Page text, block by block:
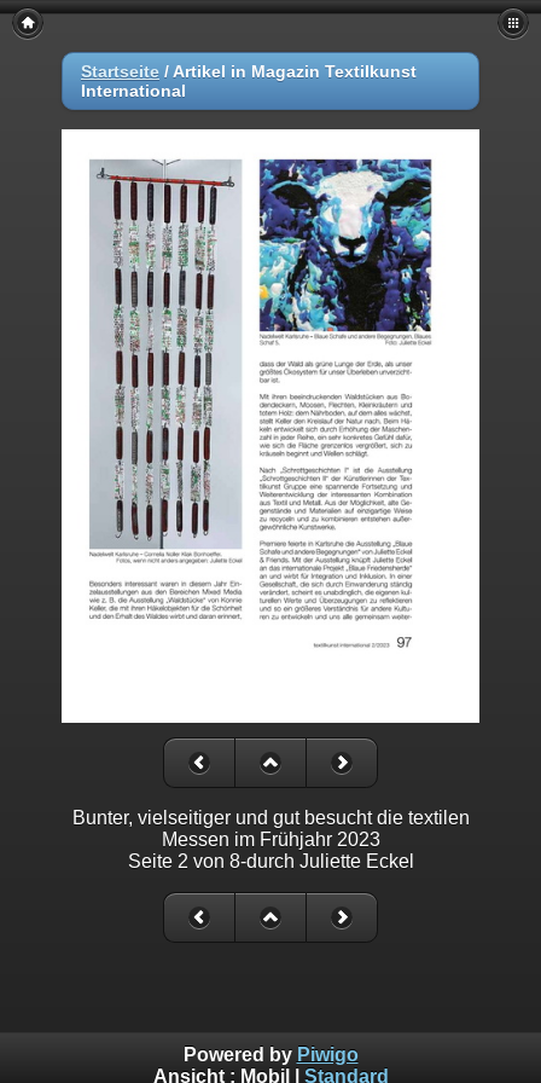
Startseite / Artikel in Magazin Textilkunst
International
Bunter, vielseitiger und gut besucht die textilen
Messen im Frühjahr 2023
Seite 2 von 8-durch Juliette Eckel
Powered by Piwigo
Ansicht : Mobil Standard